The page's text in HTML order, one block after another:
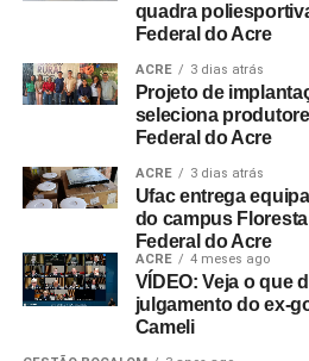
quadra
Federal do Acre
ACRE 3 dias atrás
Projeto de
seleciona
Federal do Acre
ACRE 3 dias atrás
Ufac entrega
do campus
Federal do Acre
ACRE 4 meses ago
VÍDEO: Veja o que
julgamento do ex-
Cameli